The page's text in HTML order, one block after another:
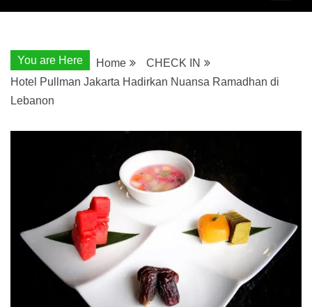
You are Here Home
CHECK IN
Hotel Pullman Jakarta Hadirkan Nuansa Ramadhan di
Lebanon